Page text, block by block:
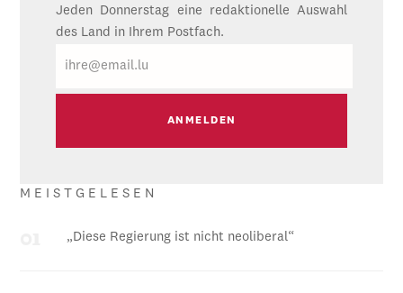
Jeden Donnerstag eine redaktionelle Auswahl
des Land in Ihrem Postfach.
Mail
MEISTGELESEN
„Diese Regierung ist nicht neoliberal“